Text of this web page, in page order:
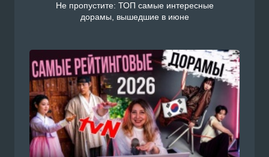
Не пропустите: ТОП самые интересные
дорамы, вышедшие в июне